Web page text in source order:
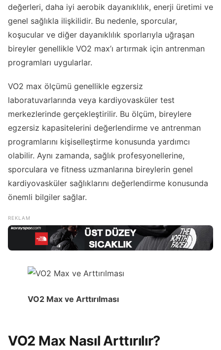
değerleri, daha iyi aerobik dayanıklılık, enerji üretimi ve
genel sağlıkla ilişkilidir. Bu nedenle, sporcular,
koşucular ve diğer dayanıklılık sporlarıyla uğraşan
bireyler genellikle VO2 max’ı artırmak için antrenman
programları uygularlar.
VO2 max ölçümü genellikle egzersiz
laboratuvarlarında veya kardiyovasküler test
merkezlerinde gerçekleştirilir. Bu ölçüm, bireylere
egzersiz kapasitelerini değerlendirme ve antrenman
programlarını kişiselleştirme konusunda yardımcı
olabilir. Aynı zamanda, sağlık profesyonellerine,
sporculara ve fitness uzmanlarına bireylerin genel
kardiyovasküler sağlıklarını değerlendirme konusunda
önemli bilgiler sağlar.
VO2 Max ve Arttırılması
VO2 Max Nasıl Arttırılır?